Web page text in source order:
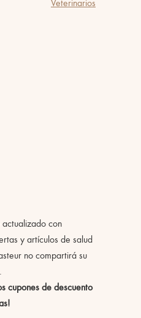
con
y artículos de salud
no compartirá su
cupones de descuento